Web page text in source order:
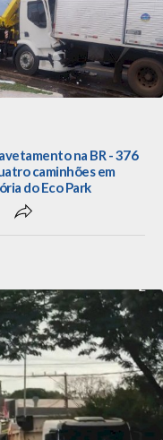
na BR - 376
caminhões em
do Eco Park